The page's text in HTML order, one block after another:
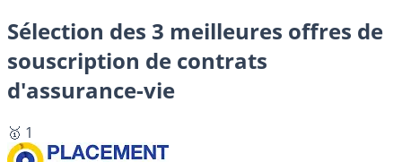
Sélection des 3 meilleures offres de
souscription de contrats
d'assurance-vie
🥇 1